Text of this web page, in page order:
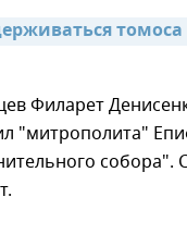
Филарет
"митрополита"
собора".